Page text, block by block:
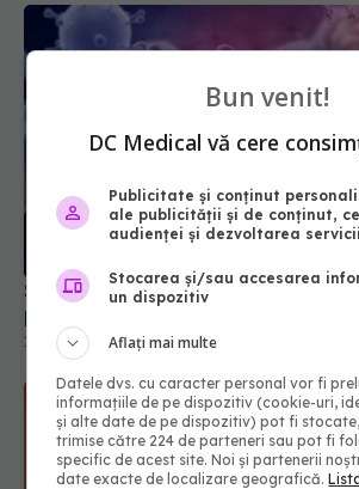
S-au descoperit inflamaţii și
persoanele cu long-COVID
12 feb 2025, 12:57
Bun venit!
DC Medical vă cere
Publicitate și conținut
ale publicității și de conținut,
audienței și dezvoltarea
Stocarea și/sau accesarea
un dispozitiv
Aflați mai multe
Datele dvs. cu caracter personal vor fi
informațiile de pe dispozitiv (cookie-uri,
și alte date de pe dispozitiv) pot fi
trimise către 224 de parteneri sau pot fi
specific de acest site. Noi și partenerii
date exacte de localizare geografică.